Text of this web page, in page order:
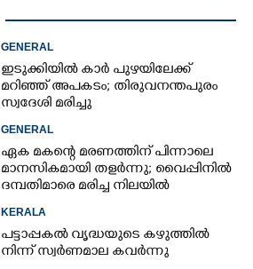
GENERAL
ഇടുക്കിയിൽ കാർ പുഴയിലേക്ക്
മറിഞ്ഞ് അപകടം; തിരുവനന്തപുരം
സ്വദേശി മരിച്ചു
GENERAL
ഏക മകന്റെ മരണത്തിന് പിന്നാലെ
മാനസികമായി തളർന്നു; വൈപ്പിനിൽ
ദമ്പതിമാരെ മരിച്ച നിലയിൽ
KERALA
പട്ടാപ്പകൽ വൃദ്ധയുടെ കഴുത്തിൽ
നിന്ന് സ്വർണമാല കവർന്നു